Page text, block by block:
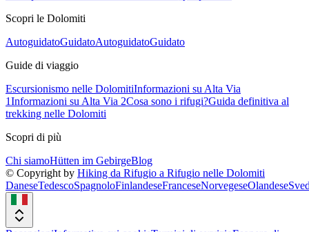
Scopri le Dolomiti
AutoguidatoGuidatoAutoguidatoGuidato
Guide di viaggio
Escursionismo nelle DolomitiInformazioni su Alta Via
1Informazioni su Alta Via 2Cosa sono i rifugi?Guida definitiva al
trekking nelle Dolomiti
Scopri di più
Chi siamoHütten im GebirgeBlog
© Copyright by Hiking da Rifugio a Rifugio nelle Dolomiti
DaneseTedescoSpagnoloFinlandeseFranceseNorvegeseOlandese